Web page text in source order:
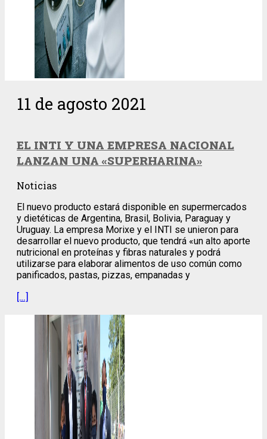
11 de agosto 2021
EL INTI Y UNA EMPRESA NACIONAL
LANZAN UNA «SUPERHARINA»
Noticias
El nuevo producto estará disponible en supermercados
y dietéticas de Argentina, Brasil, Bolivia, Paraguay y
Uruguay. La empresa Morixe y el INTI se unieron para
desarrollar el nuevo producto, que tendrá «un alto aporte
nutricional en proteínas y fibras naturales y podrá
utilizarse para elaborar alimentos de uso común como
panificados, pastas, pizzas, empanadas y
[…]